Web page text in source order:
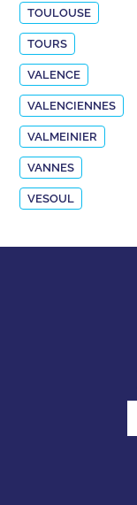
TOULOUSE
TOURS
VALENCE
VALENCIENNES
VALMEINIER
VANNES
VESOUL